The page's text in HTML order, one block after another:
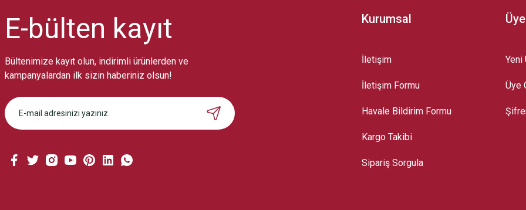
Gönder
E-bülten kayıt
Bültenimize kayıt olun, indirimli ürünlerden ve
kampanyalardan ilk sizin haberiniz olsun!
Kurumsal
İletişim
İletişim Formu
Havale Bildirim Formu
Kargo Takibi
Sipariş Sorgula
Yeni
Üye